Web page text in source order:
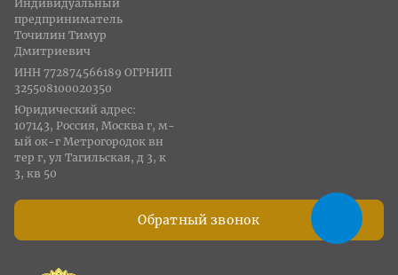
Обратный звонок
Индивидуальный
предприниматель
Точилин Тимур
Дмитриевич
ИНН 772874566189 ОГРНИП
325508100020350
Юридический адрес:
107143, Россия, Москва г, м-
ый ок-г Метрогородок вн
тер г, ул Тагильская, д 3, к
3, кв 50